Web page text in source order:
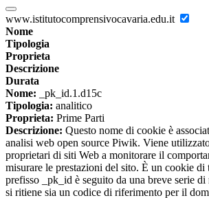
www.istitutocomprensivocavaria.edu.it
Nome
Tipologia
Proprieta
Descrizione
Durata
Nome: _pk_id.1.d15c
Tipologia: analitico
Proprieta: Prime Parti
Descrizione: Questo nome di cookie è
analisi web open source Piwik. Viene
proprietari di siti Web a monitorare il
misurare le prestazioni del sito. È un cookie
prefisso _pk_id è seguito da una breve serie di
si ritiene sia un codice di riferimento per il